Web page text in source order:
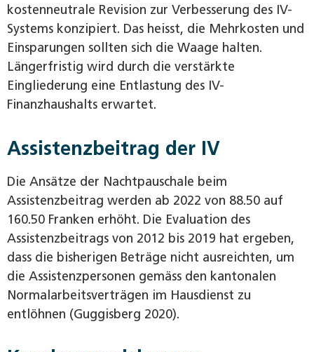
kostenneutrale Revision zur Verbesserung des IV-
Systems konzipiert. Das heisst, die Mehrkosten und
Einsparungen sollten sich die Waage halten.
Längerfristig wird durch die verstärkte
Eingliederung eine Entlastung des IV-
Finanzhaushalts erwartet.
Assistenzbeitrag der IV
Die Ansätze der Nachtpauschale beim
Assistenzbeitrag werden ab 2022 von 88.50 auf
160.50 Franken erhöht. Die Evaluation des
Assistenzbeitrags von 2012 bis 2019 hat ergeben,
dass die bisherigen Beträge nicht ausreichten, um
die Assistenzpersonen gemäss den kantonalen
Normalarbeitsverträgen im Hausdienst zu
entlöhnen (Guggisberg 2020).